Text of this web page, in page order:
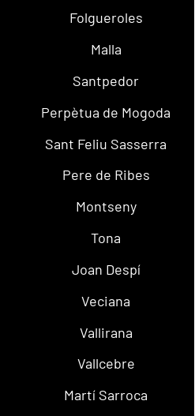
Folgueroles
Malla
Santpedor
Perpètua de Mogoda
Sant Feliu Sasserra
Pere de Ribes
Montseny
Tona
Joan Despí
Veciana
Vallirana
Vallcebre
Martí Sarroca